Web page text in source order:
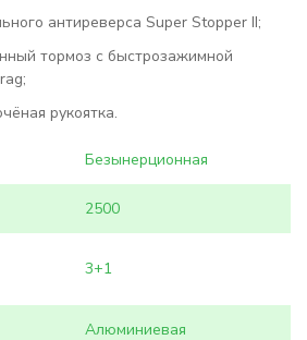
антиреверса Super Stopper II;
тормоз с быстрозажимной
рукоятка.
Безынерционная
2500
3+1
Алюминиевая